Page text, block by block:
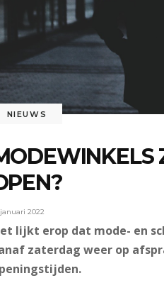
NIEUWS
januari 2022
lijkt erop dat mode- en
zaterdag weer op